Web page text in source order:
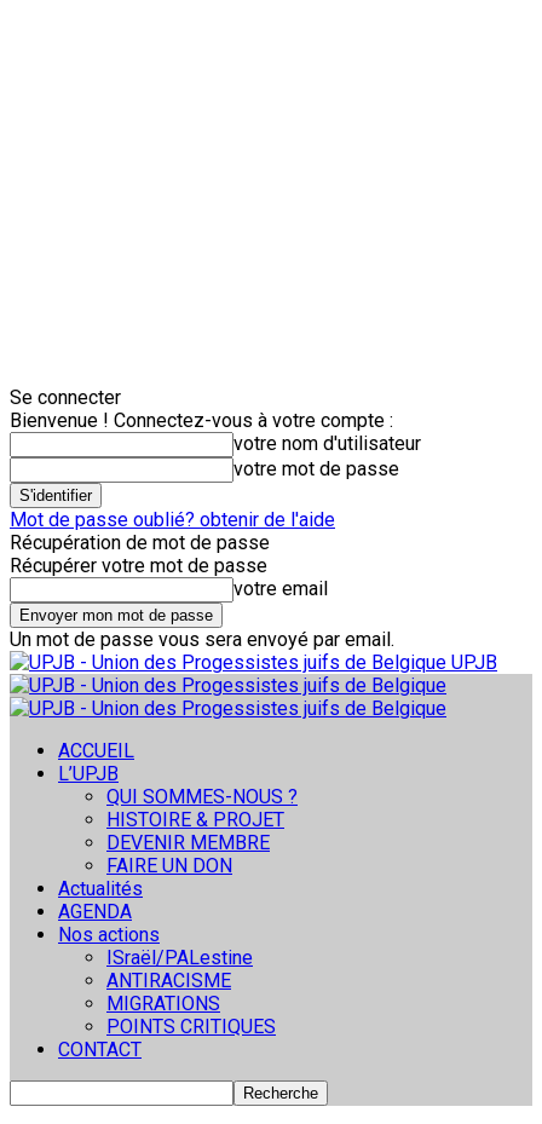
Se connecter
Bienvenue ! Connectez-vous à votre compte :
votre nom d'utilisateur
votre mot de passe
Mot de passe oublié? obtenir de l'aide
Récupération de mot de passe
Récupérer votre mot de passe
votre email
Un mot de passe vous sera envoyé par email.
UPJB
ACCUEIL
L’UPJB
QUI SOMMES-NOUS ?
HISTOIRE & PROJET
DEVENIR MEMBRE
FAIRE UN DON
Actualités
AGENDA
Nos actions
ISraël/PALestine
ANTIRACISME
MIGRATIONS
POINTS CRITIQUES
CONTACT